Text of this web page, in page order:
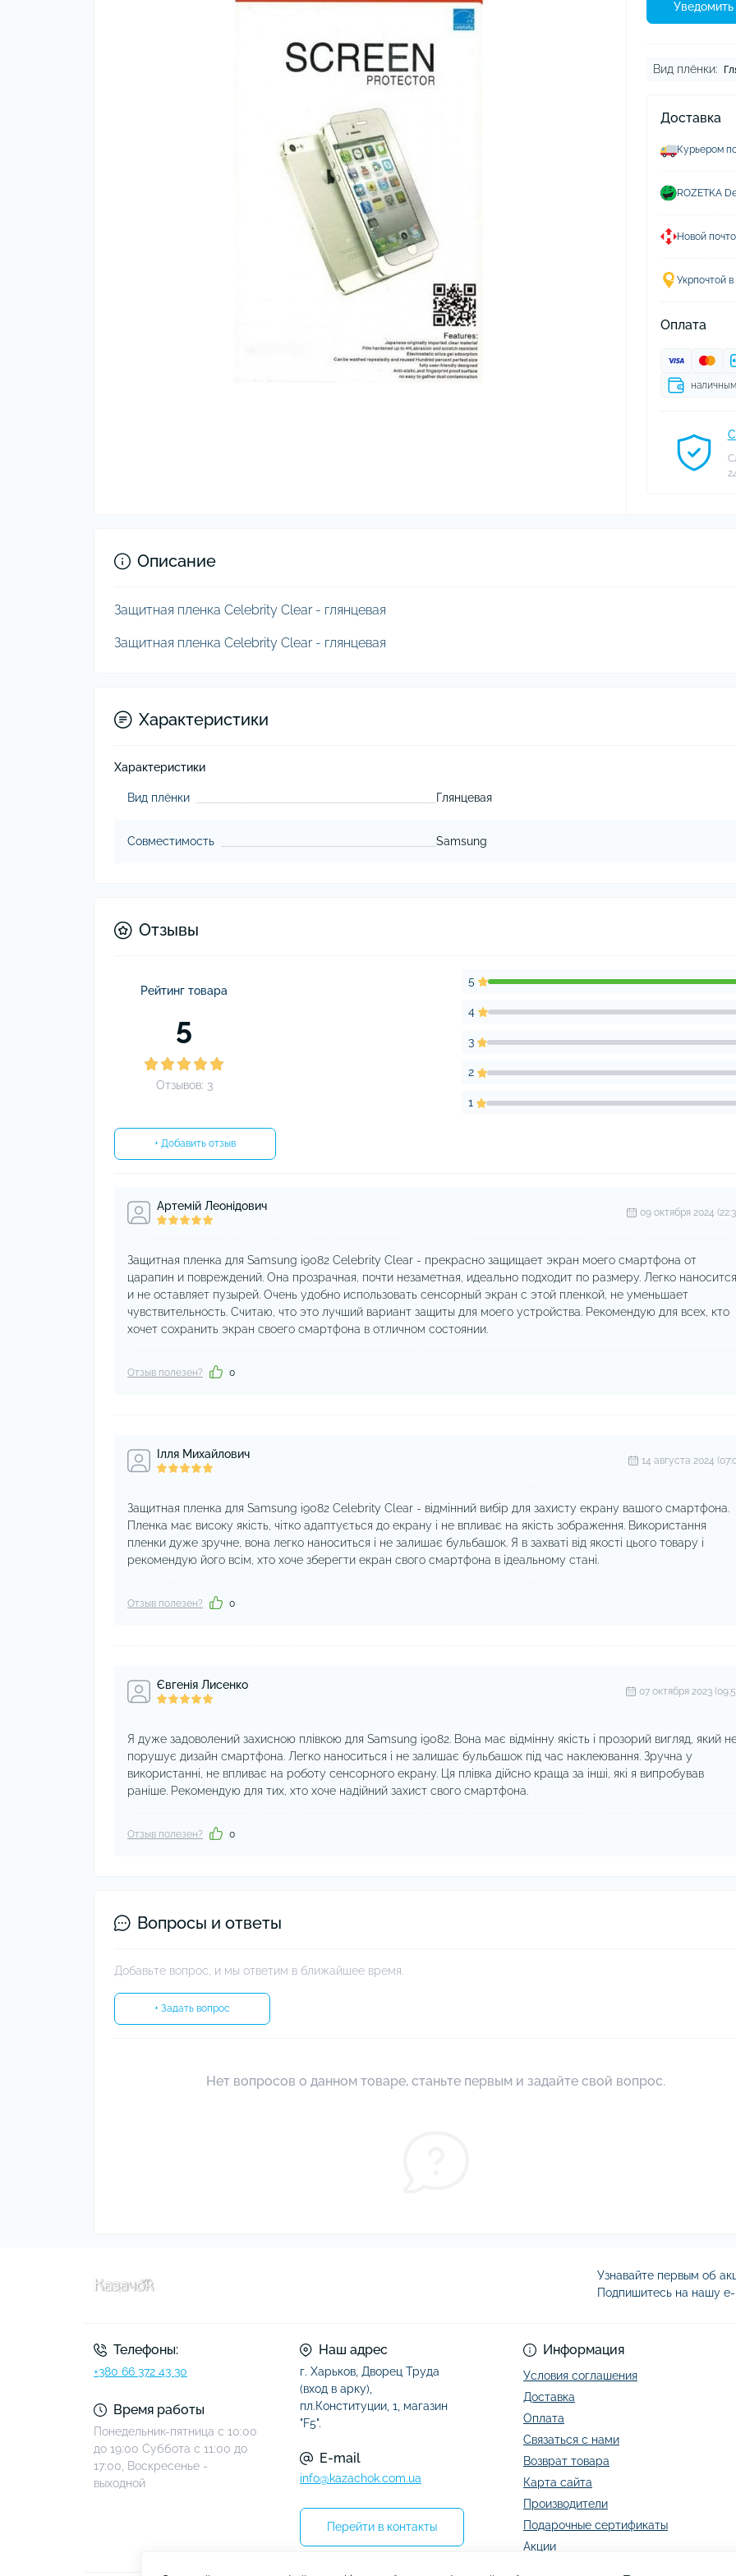
Чехлы для наушников
Уведомить
Вид плёнки:
Доставка
Курьером
ROZETKA
Новой
Укрпочтой
Оплата
Описание
Защитная пленка Celebrity Clear - глянцевая
Защитная пленка Celebrity Clear - глянцевая
Характеристики
Характеристики
Вид плёнки Глянцевая
Совместимость Samsung
Отзывы
Рейтинг товара
5
Отзывов: 3
5
4
3
2
1
+ Добавить отзыв
Артемій Леонідович 09 октября 2024
Защитная пленка для Samsung i9082 Celebrity Clear - прекрасно защищает экран моего смартфона от
царапин и повреждений. Она прозрачная, почти незаметная, идеально подходит по размеру. Легко наносится
и не оставляет пузырей. Очень удобно использовать сенсорный экран с этой пленкой, не уменьшает
чувствительность. Считаю, что это лучший вариант защиты для моего устройства. Рекомендую для всех, кто
хочет сохранить экран своего смартфона в отличном состоянии.
Отзыв полезен? 0
Ілля Михайлович 14 августа 2024
Защитная пленка для Samsung i9082 Celebrity Clear - відмінний вибір для захисту екрану вашого смартфона.
Пленка має високу якість, чітко адаптується до екрану і не впливає на якість зображення. Використання
пленки дуже зручне, вона легко наноситься і не залишає бульбашок. Я в захваті від якості цього товару і
рекомендую його всім, хто хоче зберегти екран свого смартфона в ідеальному стані.
Отзыв полезен? 0
Євгенія Лисенко 07 октября 2023
Я дуже задоволений захисною плівкою для Samsung i9082. Вона має відмінну якість і прозорий вигляд, який
порушує дизайн смартфона. Легко наноситься і не залишає бульбашок під час наклеювання. Зручна у
використанні, не впливає на роботу сенсорного екрану. Ця плівка дійсно краща за інші, які я випробував
раніше. Рекомендую для тих, хто хоче надійний захист свого смартфона.
Отзыв полезен? 0
Вопросы и ответы
Добавьте вопрос, и мы ответим в ближайшее время.
+ Задать вопрос
Нет вопросов о данном товаре, станьте первым и задайте свой вопрос.
Узнавайте первым об
Подпишитесь на нашу
Телефоны:
+380 66 372 43 30
Время работы
Понедельник-пятница с 10:00
до 19:00 Суббота с 11:00 до
17:00, Воскресенье -
выходной
Наш адрес
г. Харьков, Дворец Труда
(вход в арку),
пл.Конституции, 1, магазин
"F5".
E-mail
info@kazachok.com.ua
Перейти в контакты
Информация
Условия соглашения
Доставка
Оплата
Связаться с нами
Возврат товара
Карта сайта
Производители
Подарочные сертификаты
Акции